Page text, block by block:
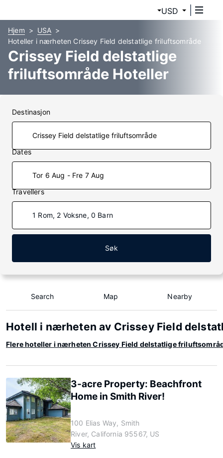
USD
Hjem
USA
Hoteller i nærheten Crissey Field delstatlige friluftsområde
Crissey Field delstatlige
friluftsområde Hoteller
Destinasjon
Dates
Tor 6 Aug - Fre 7 Aug
Travellers
1 Rom, 2 Voksne, 0 Barn
Søk
Search Map Nearby
Hotell i nærheten av Crissey Field
Flere hoteller i nærheten Crissey Field delstatlige
3-acre Property: Beachfront
Home in Smith River!
100 Elias Way, Smith
River, California 95567, US
Vis kart